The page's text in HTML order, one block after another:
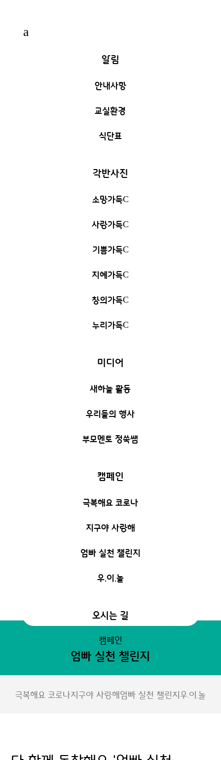
a
알림
안내사항
교실환경
식단표
각반사진
소망가득C
사랑가득C
기쁨가득C
지혜가득C
창의가득C
누리가득C
미디어
새하늘 활동
우리들의 행사
부모멘토 정쑥쌤
캠페인
극복해요 코로나
지구야 사랑해
엄빠 실천 챌린지
우.이.놀
오시는 길
캠페인
엄빠 실천 챌린지
극복해요 코로나지구야 사랑해엄빠 실천 챌린지우.이.놀